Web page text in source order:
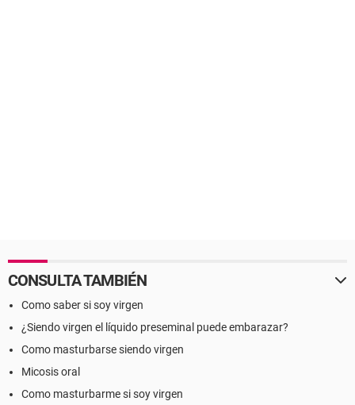
CONSULTA TAMBIÉN
Como saber si soy virgen
¿Siendo virgen el líquido preseminal puede embarazar?
Como masturbarse siendo virgen
Micosis oral
Como masturbarme si soy virgen